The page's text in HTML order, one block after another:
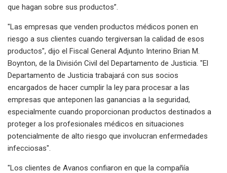
que hagan sobre sus productos”.
"Las empresas que venden productos médicos ponen en
riesgo a sus clientes cuando tergiversan la calidad de esos
productos", dijo el Fiscal General Adjunto Interino Brian M.
Boynton, de la División Civil del Departamento de Justicia. "El
Departamento de Justicia trabajará con sus socios
encargados de hacer cumplir la ley para procesar a las
empresas que anteponen las ganancias a la seguridad,
especialmente cuando proporcionan productos destinados a
proteger a los profesionales médicos en situaciones
potencialmente de alto riesgo que involucran enfermedades
infecciosas".
"Los clientes de Avanos confiaron en que la compañía